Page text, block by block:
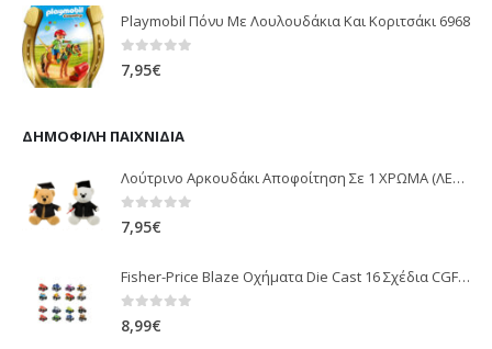
Playmobil Πόνυ Με Λουλουδάκια Και Κοριτσάκι 6968
0out of 5
7,95€
ΔΗΜΟΦΙΛΉ ΠΑΙΧΝΊΔΙΑ
Λούτρινο Αρκουδάκι Αποφοίτηση Σε 1 ΧΡΩΜΑ (ΛΕΥΚΟ)25Εκ 1850
0out of 5
7,95€
Fisher-Price Blaze Οχήματα Die Cast 16 Σχέδια CGF20
0 out of 5
8,99€